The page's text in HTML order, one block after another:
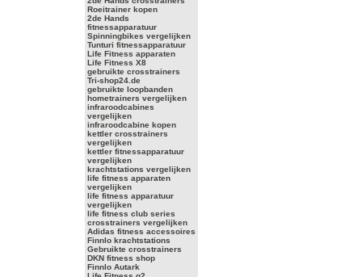
Roeitrainer kopen
2de Hands
fitnessapparatuur
Spinningbikes vergelijken
Tunturi fitnessapparatuur
Life Fitness apparaten
Life Fitness X8
gebruikte crosstrainers
Tri-shop24.de
gebruikte loopbanden
hometrainers vergelijken
infraroodcabines
vergelijken
infraroodcabine kopen
kettler crosstrainers
vergelijken
kettler fitnessapparatuur
vergelijken
krachtstations vergelijken
life fitness apparaten
vergelijken
life fitness apparatuur
vergelijken
life fitness club series
crosstrainers vergelijken
Adidas fitness accessoires
Finnlo krachtstations
Gebruikte crosstrainers
DKN fitness shop
Finnlo Autark